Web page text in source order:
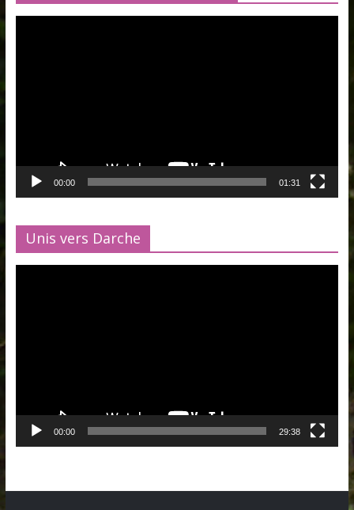
00:00 01:31
Unis vers Darche
00:00 29:38